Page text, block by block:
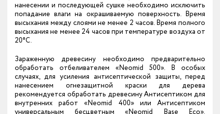
нанесении и последующей сушке необходимо исключить
попадание влаги на окрашиваемую поверхность. Время
высыхания между слоями не менее 2 часов. Время полного
высыхания не менее 24 часов при температуре воздуха от
20°С.
Зараженную древесину необходимо предварительно
обработать отбеливателем «Neomid 500». В особых
случаях, для усиления антисептической защиты, перед
нанесением огнезащитной краски для дерева
рекомендуется обработать древесину Антисептиком для
внутренних работ «Neomid 400» или Антисептиком
универсальным бесцветным «Neomid Base Есо».